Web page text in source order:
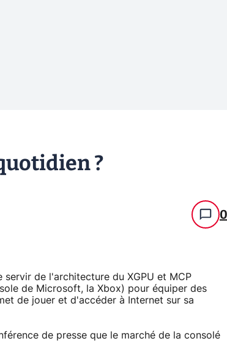
?
0
de l'architecture du XGPU et MCP
de Microsoft, la Xbox) pour équiper des
de jouer et d'accéder à Internet sur sa
de presse que le marché de la consolé